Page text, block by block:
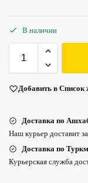
В наличии
Добавить в Список
Доставка по
Наш курьер доставит
Доставка по
Курьерская служба